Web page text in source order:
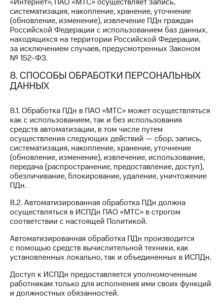
систематизация, накопление, хранение, уточнение
(обновление, изменение), извлечение ПДн граждан
Российской Федерации с использованием баз данных,
находящихся на территории Российской Федерации,
за исключением случаев, предусмотренных Законом
№ 152-ФЗ.
8. СПОСОБЫ ОБРАБОТКИ ПЕРСОНАЛЬНЫХ
ДАННЫХ
8.1. Обработка ПДн в ПАО «МТС» может осуществляться
как с использованием, так и без использования
средств автоматизации, в том числе путем
осуществления следующих действий — сбор, запись,
систематизация, накопление, хранение, уточнение
(обновление, изменение), извлечение, использование,
передача (распространение, предоставление, доступ),
обезличивание, блокирование, удаление, уничтожение
ПДн.
8.2. Автоматизированная обработка ПДн должна
осуществляться в ИСПДн ПАО «МТС» в строгом
соответствии с настоящей Политикой.
Автоматизированная обработка ПДн производится
с помощью средств вычислительной техники, как
установленных локально, так и объединенных в ИСПДн.
Доступ к ИСПДн предоставляется уполномоченным
работникам только для исполнения ими своих функций
и должностных обязанностей.